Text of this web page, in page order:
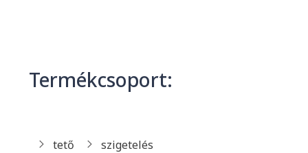
Termékcsoport:
tető szigetelés